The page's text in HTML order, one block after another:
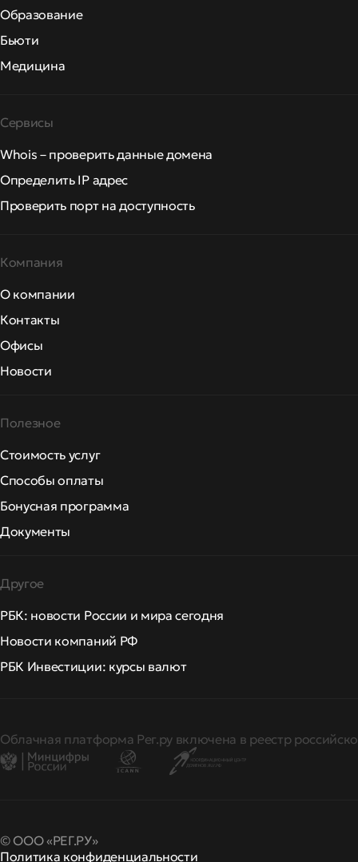
Образование
Бьюти
Медицина
Сервисы
Whois – проверить данные домена
Определить IP адрес
Проверить порт на доступность
Компания
О компании
Контакты
Офисы
Новости
Полезное
Стоимость услуг
Способы оплаты
Бонусная программа
Документы
Другое
РБК: новости России и мира сегодня
Новости компаний РФ
РБК Инвестиции: курсы валют
Облачная платформа Рег.ру включена в реестр
© ООО «РЕГ.РУ»
Политика конфиденциальности